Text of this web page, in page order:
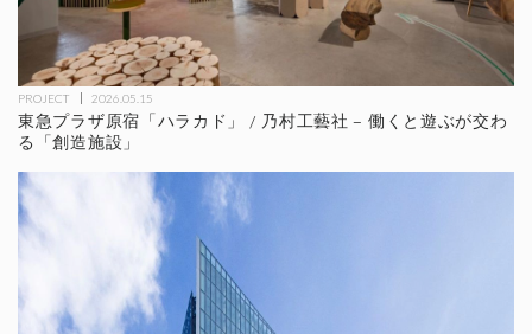
PROJECT 2026.05.15
東急プラザ原宿「ハラカド」 / 乃村工藝社 – 働くと遊ぶが交わ
る「創造施設」